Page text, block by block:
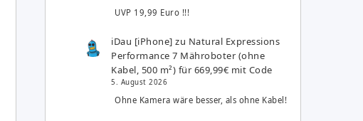
UVP 19,99 Euro !!!
iDau [iPhone] zu Natural Expressions
Performance 7 Mähroboter (ohne
Kabel, 500 m²) für 669,99€ mit Code
5. August 2026
Ohne Kamera wäre besser, als ohne Kabel!